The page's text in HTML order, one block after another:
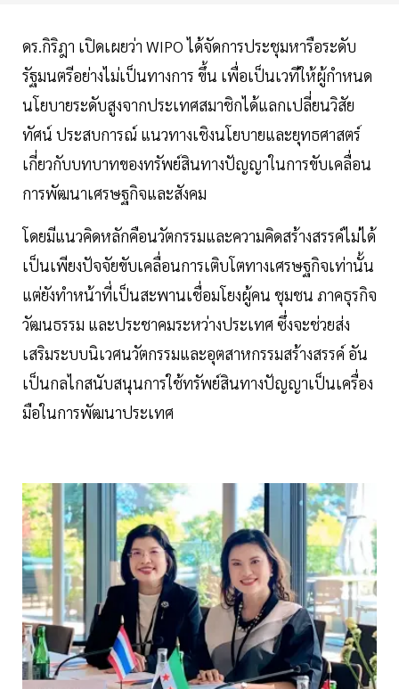
ดร.กิริฎา เปิดเผยว่า WIPO ได้จัดการประชุมหารือระดับ
รัฐมนตรีอย่างไม่เป็นทางการ ขึ้น เพื่อเป็นเวทีให้ผู้กำหนด
นโยบายระดับสูงจากประเทศสมาชิกได้แลกเปลี่ยนวิสัย
ทัศน์ ประสบการณ์ แนวทางเชิงนโยบายและยุทธศาสตร์
เกี่ยวกับบทบาทของทรัพย์สินทางปัญญาในการขับเคลื่อน
การพัฒนาเศรษฐกิจและสังคม
โดยมีแนวคิดหลักคือนวัตกรรมและความคิดสร้างสรรค์ไม่ได้
เป็นเพียงปัจจัยขับเคลื่อนการเติบโตทางเศรษฐกิจเท่านั้น
แต่ยังทำหน้าที่เป็นสะพานเชื่อมโยงผู้คน ชุมชน ภาคธุรกิจ
วัฒนธรรม และประชาคมระหว่างประเทศ ซึ่งจะช่วยส่ง
เสริมระบบนิเวศนวัตกรรมและอุตสาหกรรมสร้างสรรค์ อัน
เป็นกลไกสนับสนุนการใช้ทรัพย์สินทางปัญญาเป็นเครื่อง
มือในการพัฒนาประเทศ